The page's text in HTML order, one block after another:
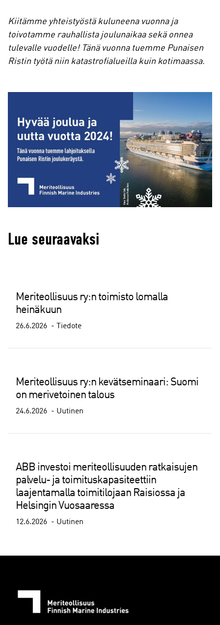
Kiitämme yhteistyöstä kuluneena vuonna ja
toivotamme rauhallista joulunaikaa sekä onnea
tulevalle vuodelle! Tänä vuonna tuemme Punaisen
Ristin työtä niin katastrofialueilla kuin kotimaassa.
Lue seuraavaksi
Meriteollisuus ry:n toimisto lomalla
heinäkuun
26.6.2026 Tiedote
Meriteollisuus ry:n kevätseminaari: Suomi
on merivetoinen talous
24.6.2026 Uutinen
ABB investoi meriteollisuuden ratkaisujen
palvelu- ja toimituskapasiteettiin
laajentamalla toimitilojaan Raisiossa ja
Helsingin Vuosaaressa
12.6.2026 Uutinen